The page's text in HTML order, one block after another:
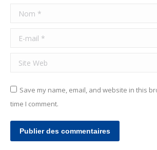
Nom *
E-mail *
Site Web
Save my name, email, and website in this
time I comment.
Publier des commentaires